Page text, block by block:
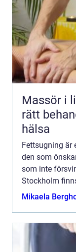
Massör i
rätt
hälsa
Fettsugning är
den som
som inte
Stockholm
behandling
Mikaela